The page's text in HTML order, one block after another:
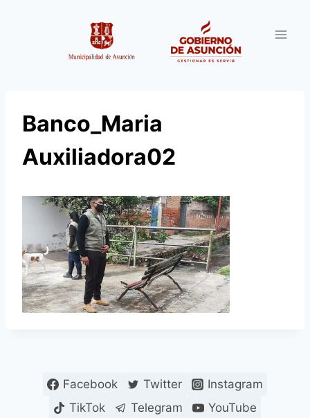
Banco_Maria
Auxiliadora02
Facebook Twitter
Instagram
TikTok
Telegram YouTube